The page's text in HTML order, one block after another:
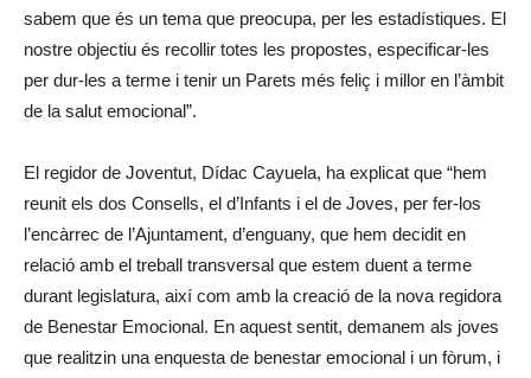
sabem que és un tema que preocupa, per les estadístiques. El
nostre objectiu és recollir totes les propostes, especificar-les
per dur-les a terme i tenir un Parets més feliç i millor en l’àmbit
de la salut emocional”.
El regidor de Joventut, Dídac Cayuela, ha explicat que “hem
reunit els dos Consells, el d’Infants i el de Joves, per fer-los
l’encàrrec de l’Ajuntament, d’enguany, que hem decidit en
relació amb el treball transversal que estem duent a terme
durant legislatura, així com amb la creació de la nova regidora
de Benestar Emocional. En aquest sentit, demanem als joves
que realitzin una enquesta de benestar emocional i un fòrum, i